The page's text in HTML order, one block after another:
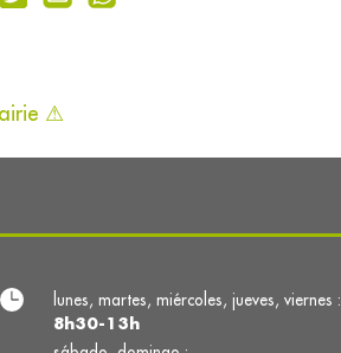
⚠
lunes, martes, miércoles, jueves, viernes :
8h30-13h